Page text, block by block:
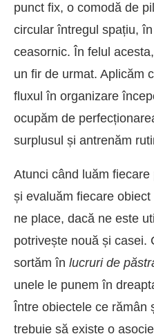
punct fix, o comodă de
circular întregul spațiu,
ceasornic. În felul
un fir de urmat. Aplicăm
fluxul în organizare
ocupăm de
surplusul și antrenăm
Atunci când luăm
și evaluăm fiecare
ne place, dacă ne este
potrivește nouă și casei.
sortăm în lucruri de
unele le punem în
Între obiectele ce rămân
trebuie să existe o